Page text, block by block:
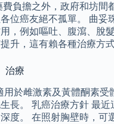
負擔之外，政府和坊
位癌友絕不孤單。 曲妥
，例如嘔吐、腹瀉、脫
升，這有賴各種治療方
治療
於雌激素及黃體酮素
長。 乳癌治療方針 最
度。 在照射胸壁時，